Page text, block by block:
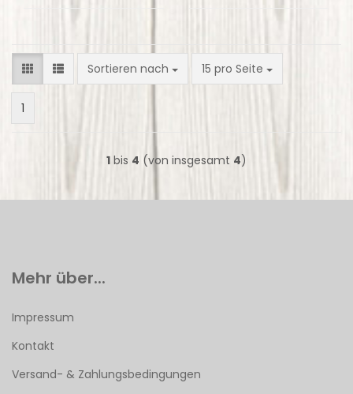
Sortieren nach
Sortieren nach 15 pro Seite
pro Seite
1
1 bis 4 (von insgesamt 4)
Mehr über...
Impressum
Kontakt
Versand- & Zahlungsbedingungen